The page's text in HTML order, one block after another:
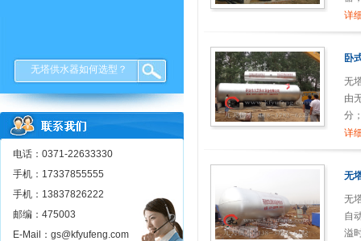
无塔供水器如何选型？
电话：0371-22633330
手机：17337855555
手机：13837826222
邮编：475003
E-Mail：gs@kfyufeng.com
详
卧
无
由
分
封
详
无
无
自
溢